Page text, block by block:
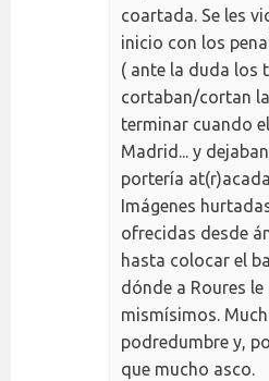
coartada. Se les
inicio con los
( ante la duda los
cortaban/cortan
terminar cuando
Madrid... y
portería
Imágenes
ofrecidas desde
hasta colocar el
dónde a Roures
mismísimos.
podredumbre y,
que mucho asco.